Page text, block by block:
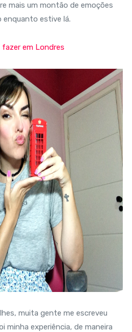
mais um montão de emoções
enquanto estive lá.
em Londres
muita gente me escreveu
minha experiência, de maneira